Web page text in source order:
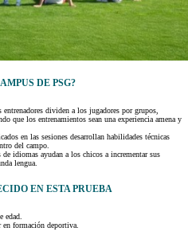
DE PSG?
entrenadores dividen a los jugadores por grupos,
que los entrenamientos sean una experiencia amena y
en las sesiones desarrollan habilidades técnicas
del campo.
de idiomas ayudan a los chicos a incrementar sus
lengua.
EN ESTA PRUEBA
edad.
formación deportiva.